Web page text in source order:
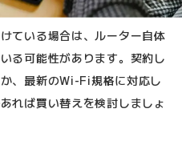
ている場合は、ルーター自体
る可能性があります。契約し
、最新のWi-Fi規格に対応し
れば買い替えを検討しましょ